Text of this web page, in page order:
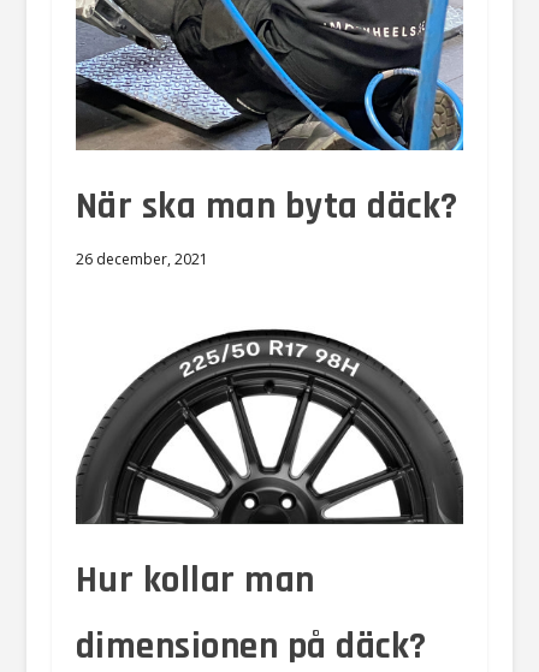
När ska man byta däck?
26 december, 2021
Hur kollar man
dimensionen på däck?